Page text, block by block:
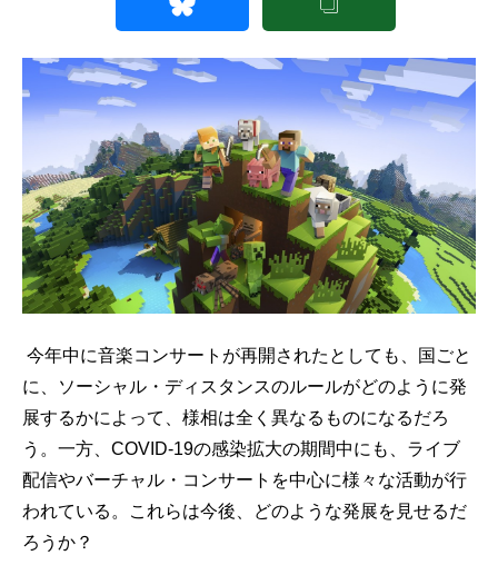
今年中に音楽コンサートが再開されたとしても、国ごと
に、ソーシャル・ディスタンスのルールがどのように発
展するかによって、様相は全く異なるものになるだろ
う。一方、COVID-19の感染拡大の期間中にも、ライブ
配信やバーチャル・コンサートを中心に様々な活動が行
われている。これらは今後、どのような発展を見せるだ
ろうか？